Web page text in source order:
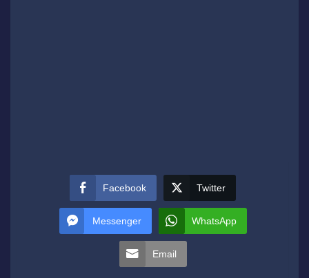
Facebook Twitter
Messenger WhatsApp
Email